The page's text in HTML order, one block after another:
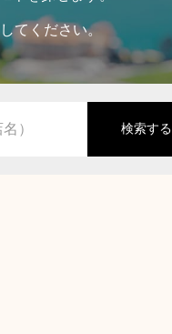
てください。
検索する